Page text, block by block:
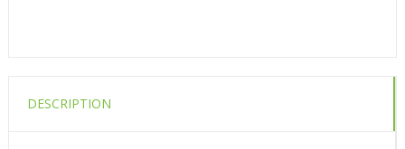
DESCRIPTION